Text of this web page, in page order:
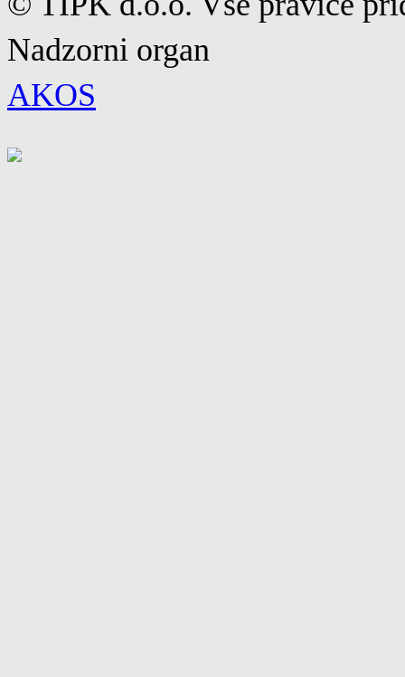
Nadzorni organ
AKOS